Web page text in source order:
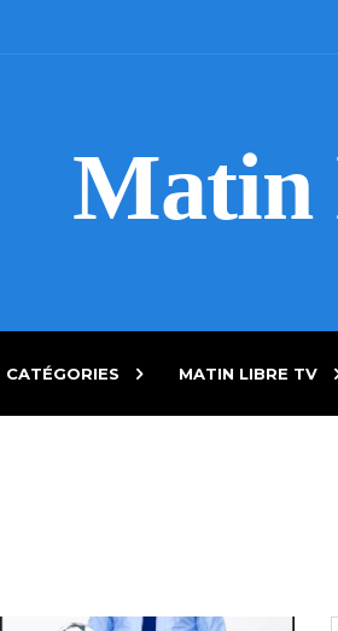
Matin
CATÉGORIES MATIN LIBRE TV